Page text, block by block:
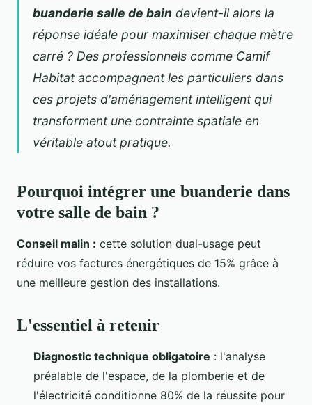
buanderie salle de bain devient-il alors la
réponse idéale pour maximiser chaque mètre
carré ? Des professionnels comme Camif
Habitataccompagnent les particuliers dans
ces projets d'aménagementintelligent qui
transforment une contrainte spatiale en
véritable atout pratique.
Pourquoi intégrer une buanderie dans
votre salle de bain ?
Conseil malin : cette solution dual-usage peut
réduire vos factures énergétiques de 15% grâce à
une meilleure gestion des installations.
L'essentiel à retenir
Diagnostic technique obligatoire : l'analyse
préalable de l'espace, de la plomberie et de
l'électricité conditionne 80% de la réussite pour